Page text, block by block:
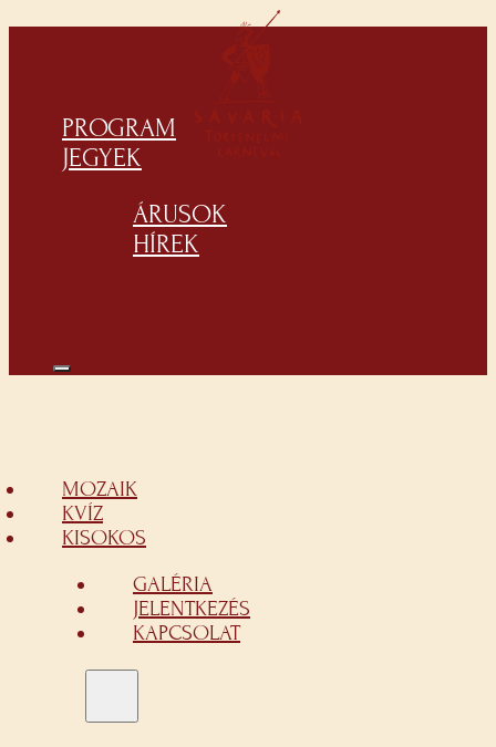
PROGRAM
JEGYEK
ÁRUSOK
HÍREK
MOZAIK
KVÍZ
KISOKOS
GALÉRIA
JELENTKEZÉS
KAPCSOLAT